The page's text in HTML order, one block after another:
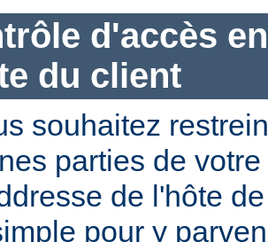
d'accès
du client
souhaitez
parties de
de l'hôte
pour y